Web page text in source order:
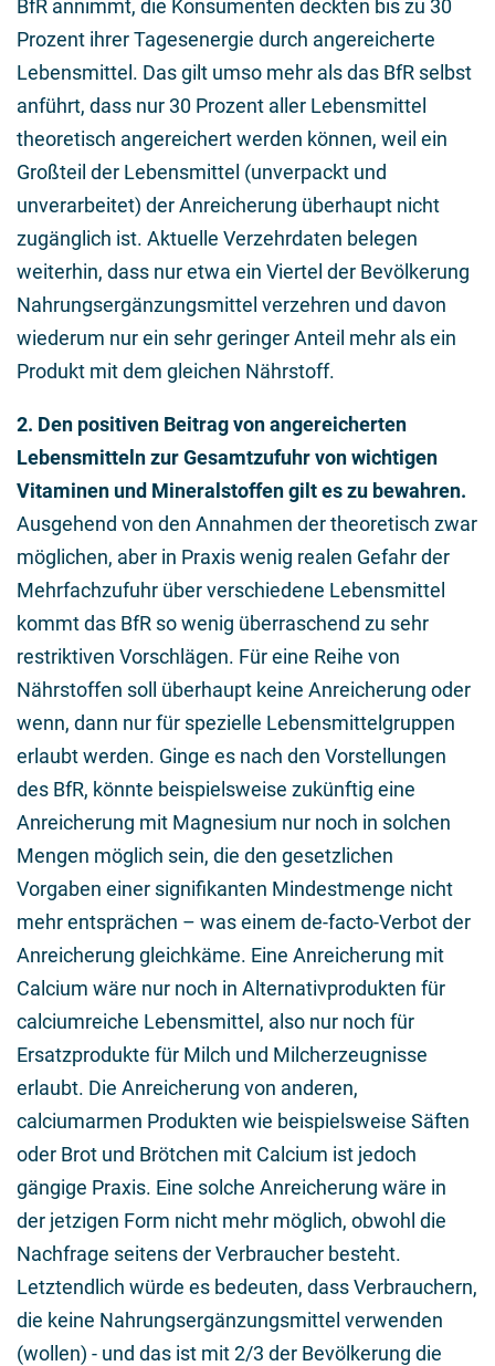
BfR annimmt, die Konsumenten deckten bis zu 30
Prozent ihrer Tagesenergie durch angereicherte
Lebensmittel. Das gilt umso mehr als das BfR selbst
anführt, dass nur 30 Prozent aller Lebensmittel
theoretisch angereichert werden können, weil ein
Großteil der Lebensmittel (unverpackt und
unverarbeitet) der Anreicherung überhaupt nicht
zugänglich ist. Aktuelle Verzehrdaten belegen
weiterhin, dass nur etwa ein Viertel der Bevölkerung
Nahrungsergänzungsmittel verzehren und davon
wiederum nur ein sehr geringer Anteil mehr als ein
Produkt mit dem gleichen Nährstoff.
2. Den positiven Beitrag von angereicherten
Lebensmitteln zur Gesamtzufuhr von wichtigen
Vitaminen und Mineralstoffen gilt es zu bewahren.
Ausgehend von den Annahmen der theoretisch zwar
möglichen, aber in Praxis wenig realen Gefahr der
Mehrfachzufuhr über verschiedene Lebensmittel
kommt das BfR so wenig überraschend zu sehr
restriktiven Vorschlägen. Für eine Reihe von
Nährstoffen soll überhaupt keine Anreicherung oder
wenn, dann nur für spezielle Lebensmittelgruppen
erlaubt werden. Ginge es nach den Vorstellungen
des BfR, könnte beispielsweise zukünftig eine
Anreicherung mit Magnesium nur noch in solchen
Mengen möglich sein, die den gesetzlichen
Vorgaben einer signifikanten Mindestmenge nicht
mehr entsprächen – was einem de-facto-Verbot der
Anreicherung gleichkäme. Eine Anreicherung mit
Calcium wäre nur noch in Alternativprodukten für
calciumreiche Lebensmittel, also nur noch für
Ersatzprodukte für Milch und Milcherzeugnisse
erlaubt. Die Anreicherung von anderen,
calciumarmen Produkten wie beispielsweise Säften
oder Brot und Brötchen mit Calcium ist jedoch
gängige Praxis. Eine solche Anreicherung wäre in
der jetzigen Form nicht mehr möglich, obwohl die
Nachfrage seitens der Verbraucher besteht.
Letztendlich würde es bedeuten, dass Verbrauchern,
die keine Nahrungsergänzungsmittel verwenden
(wollen) - und das ist mit 2/3 der Bevölkerung die